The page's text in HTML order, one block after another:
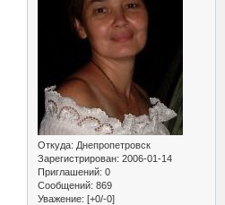
Откуда: Днепропетровск
Зарегистрирован: 2006-01-14
Приглашений: 0
Сообщений: 869
Уважение: [+0/-0]